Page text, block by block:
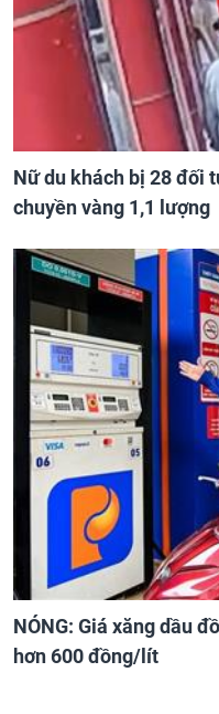
Nữ du khách bị 28 đối
chuyền vàng 1,1 lượng
NÓNG: Giá xăng dầu
hơn 600 đồng/lít